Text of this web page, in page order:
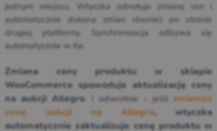
jednym miejscu. Wtyczka odnotuje zmianę cen i
automatycznie dokona zmian również po stronie
drugiej platformy. Synchronizacja odbywa się
automatycznie w tle.
Zmiana ceny produktu w sklepie
WooCommerce spowoduje aktualizację ceny
na aukcji Allegro. I odwrotnie – jeśli
zmienisz
cenę aukcji na Allegro, wtyczka
automatycznie zaktualizuje cenę produktu w